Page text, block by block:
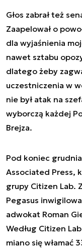
Głos zabrał też
Zaapelował o
dla wyjaśnienia
nawet sztabu
dlatego żeby
uczestniczenia w
nie był atak na
wyborczą każdej
Brejza.
Pod koniec
Associated Press,
grupy Citizen Lab.
Pegasus
adwokat Roman
Według Citizen
miano się włamać